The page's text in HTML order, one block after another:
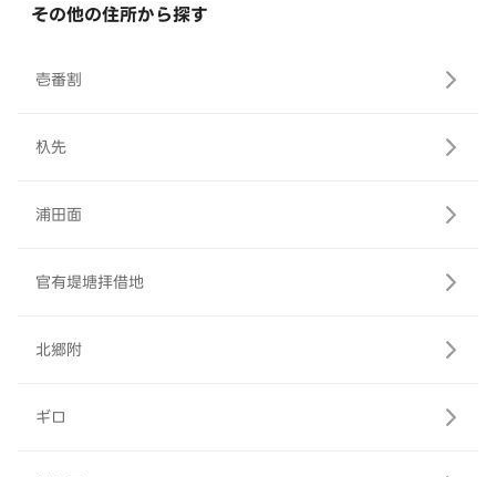
その他の住所から探す
壱番割
杁先
浦田面
官有堤塘拝借地
北郷附
ギロ